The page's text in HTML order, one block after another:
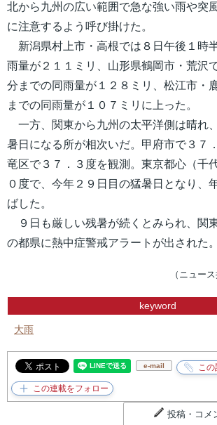
北から九州の広い範囲で急な強い雨や突
に注意するよう呼び掛けた。
新潟県村上市・高根では８日午後１時
雨量が２１１ミリ、山形県鶴岡市・荒沢
分までの同雨量が１２８ミリ、松江市・
までの同雨量が１０７ミリに上った。
一方、関東から九州の太平洋側は晴れ
暑日になる所が相次いだ。甲府市で３７
竜区で３７．３度を観測。東京都心（千
０度で、今年２９日目の猛暑日となり、
ばした。
９日も厳しい残暑が続くとみられ、関
の都県に熱中症警戒アラートが出された
（ニュー
keyword
大雨
e-mail
投稿・コメ